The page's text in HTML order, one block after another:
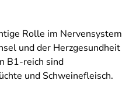
Rolle im Nervensystem
und der Herzgesundheit
B1-reich sind
und Schweinefleisch.